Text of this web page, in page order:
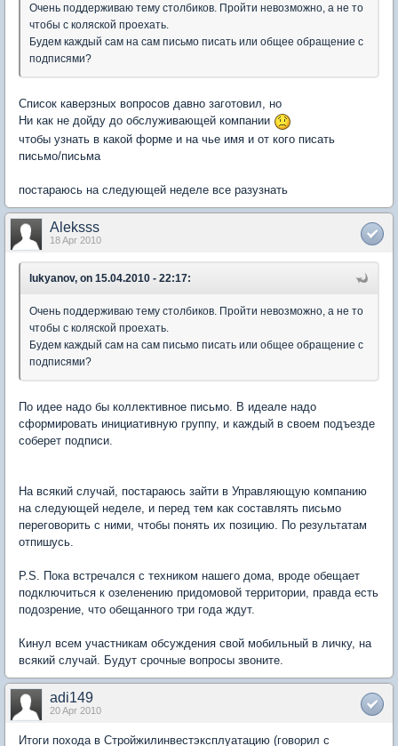
Очень поддерживаю тему столбиков. Пройти невозможно, а не то
чтобы с коляской проехать.
Будем каждый сам на сам письмо писать или общее обращение с
подписями?
Список каверзных вопросов давно заготовил, но
Ни как не дойду до обслуживающей компании
чтобы узнать в какой форме и на чье имя и от кого писать
письмо/письма
постараюсь на следующей неделе все разузнать
Aleksss
18 Apr 2010
lukyanov, on 15.04.2010 - 22:17:
Очень поддерживаю тему столбиков. Пройти невозможно, а не то
чтобы с коляской проехать.
Будем каждый сам на сам письмо писать или общее обращение с
подписями?
По идее надо бы коллективное письмо. В идеале надо
сформировать инициативную группу, и каждый в своем подъезде
соберет подписи.
На всякий случай, постараюсь зайти в Управляющую компанию
на следующей неделе, и перед тем как составлять письмо
переговорить с ними, чтобы понять их позицию. По результатам
отпишусь.
P.S. Пока встречался с техником нашего дома, вроде обещает
подключиться к озеленению придомовой территории, правда есть
подозрение, что обещанного три года ждут.
Кинул всем участникам обсуждения свой мобильный в личку, на
всякий случай. Будут срочные вопросы звоните.
adi149
20 Apr 2010
Итоги похода в Стройжилинвестэксплуатацию (говорил с